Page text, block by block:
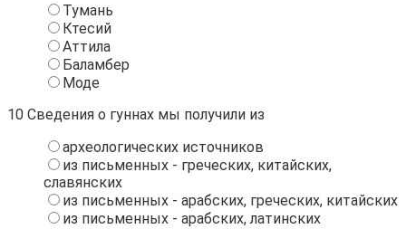
Тумань
Ктесий
Аттила
Баламбер
Моде
10 Сведения о гуннах мы получили из
археологических источников
из письменных - греческих, китайских,
славянских
из письменных - арабских, греческих, китайских
из письменных - арабских, латинских